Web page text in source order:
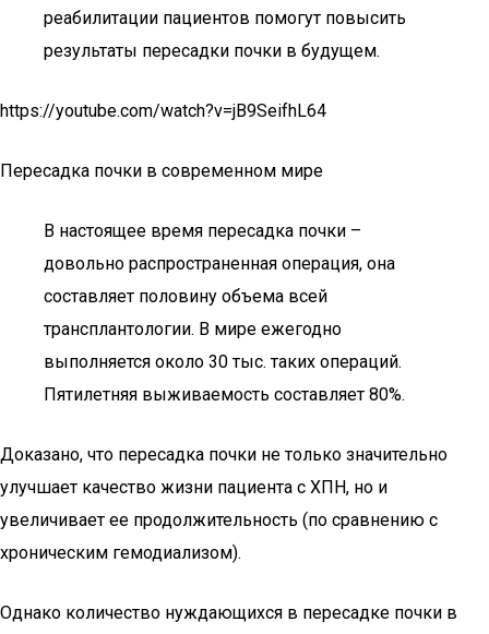
реабилитации пациентов помогут повысить
результаты пересадки почки в будущем.
https://youtube.com/watch?v=jB9SeifhL64
Пересадка почки в современном мире
В настоящее время пересадка почки –
довольно распространенная операция, она
составляет половину объема всей
трансплантологии. В мире ежегодно
выполняется около 30 тыс. таких операций.
Пятилетняя выживаемость составляет 80%.
Доказано, что пересадка почки не только значительно
улучшает качество жизни пациента с ХПН, но и
увеличивает ее продолжительность (по сравнению с
хроническим гемодиализом).
Однако количество нуждающихся в пересадке почки в